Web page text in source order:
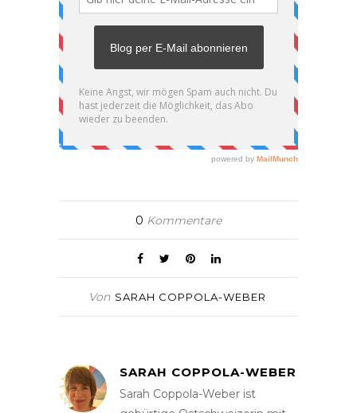
0 Kommentare
Von SARAH COPPOLA-WEBER
SARAH COPPOLA-WEBER
Sarah Coppola-Weber ist